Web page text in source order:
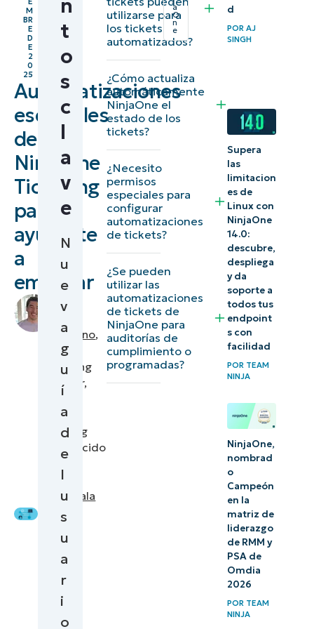
M
BR
E
D
E
2
0
25
Automatizaciones
esenciales
de
NinjaOne
Ticketing
para
ayudarte
a
empezar
DeStefano,
Product
Marketing
Manager,
Backup
Ticketing
traducido
Karina
PicoCatala
1) Utiliza
tableros de
tickets
personalizables
para
automatizar y
organizar los
tickets
2)
Seguimiento
automático
de los
cambios de
estado de
los tickets
3) Dirige
automáticamente
las solicitudes
4) Crea
alerta
tickets
n
t
o
s
c
l
a
v
e
N
u
e
v
a
g
u
í
a
d
e
l
u
s
u
a
r
i
o
utilizarse para
los tickets
automatizados?
¿Cómo actualiza
automáticamente
NinjaOne el
estado de los
tickets?
¿Necesito
permisos
especiales para
configurar
automatizaciones
de tickets?
¿Se pueden
utilizar las
automatizaciones
de tickets de
NinjaOne para
auditorías de
cumplimiento o
programadas?
a
O
n
e
d
PORAJ
SINGH
Supera
las
limitacion
es de
Linux con
NinjaOne
14.0:
descubre,
despliega
y da
soporte a
todos tus
endpoint
s con
facilidad
PORTEAM
NINJA
NinjaOne,
nombrad
o
Campeón
en la
matriz de
liderazgo
de RMM y
PSA de
Omdia
2026
PORTEAM
NINJA